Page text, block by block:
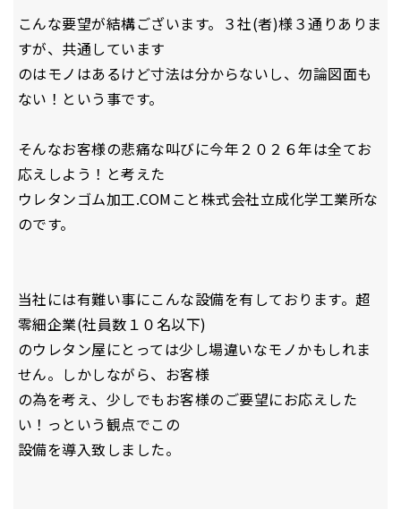
こんな要望が結構ございます。３社(者)様３通りありま
すが、共通しています
のはモノはあるけど寸法は分からないし、勿論図面も
ない！という事です。
そんなお客様の悲痛な叫びに今年２０２６年は全てお
応えしよう！と考えた
ウレタンゴム加工.COMこと株式会社立成化学工業所な
のです。
当社には有難い事にこんな設備を有しております。超
零細企業(社員数１０名以下)
のウレタン屋にとっては少し場違いなモノかもしれま
せん。しかしながら、お客様
の為を考え、少しでもお客様のご要望にお応えした
い！っという観点でこの
設備を導入致しました。